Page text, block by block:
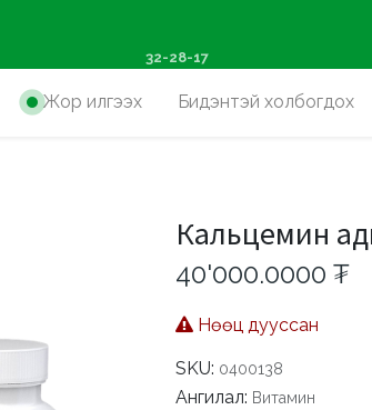
авалтад
32-28-17
Жор илгээх Бидэнтэй холбогдох
Кальцемин
40'000.0000 ₮
Нөөц дууссан
SKU: 0400138
Ангилал: Витамин